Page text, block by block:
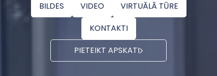
BILDES VIDEO
VIRTUĀLĀ TŪRE
KONTAKTI
PIETEIKT APSKATI